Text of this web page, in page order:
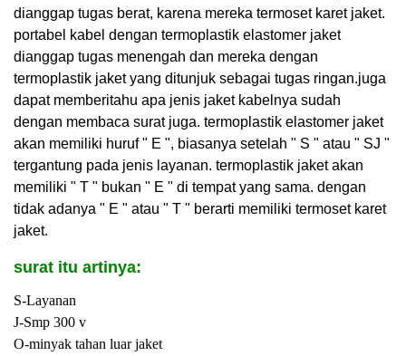
dianggap tugas berat, karena mereka termoset karet jaket.
portabel kabel dengan termoplastik elastomer jaket
dianggap tugas menengah dan mereka dengan
termoplastik jaket yang ditunjuk sebagai tugas ringan.juga
dapat memberitahu apa jenis jaket kabelnya sudah
dengan membaca surat juga. termoplastik elastomer jaket
akan memiliki huruf " E ", biasanya setelah " S " atau " SJ "
tergantung pada jenis layanan. termoplastik jaket akan
memiliki " T " bukan " E " di tempat yang sama. dengan
tidak adanya " E " atau " T " berarti memiliki termoset karet
jaket.
surat itu artinya:
S-Layanan
J-Smp 300 v
O-minyak tahan luar jaket